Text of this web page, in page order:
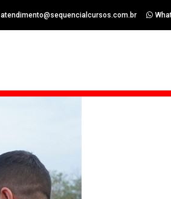
atendimento@sequencialcursos.com.br